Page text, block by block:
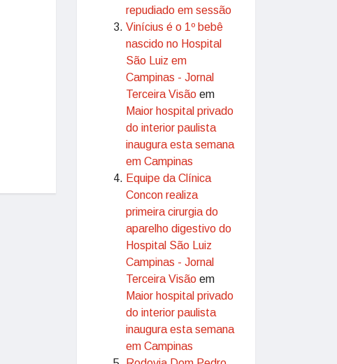
repudiado em sessão
Vinícius é o 1º bebê
nascido no Hospital
São Luiz em
Campinas - Jornal
Terceira Visão em
Maior hospital privado
do interior paulista
inaugura esta semana
em Campinas
Equipe da Clínica
Concon realiza
primeira cirurgia do
aparelho digestivo do
Hospital São Luiz
Campinas - Jornal
Terceira Visão em
Maior hospital privado
do interior paulista
inaugura esta semana
em Campinas